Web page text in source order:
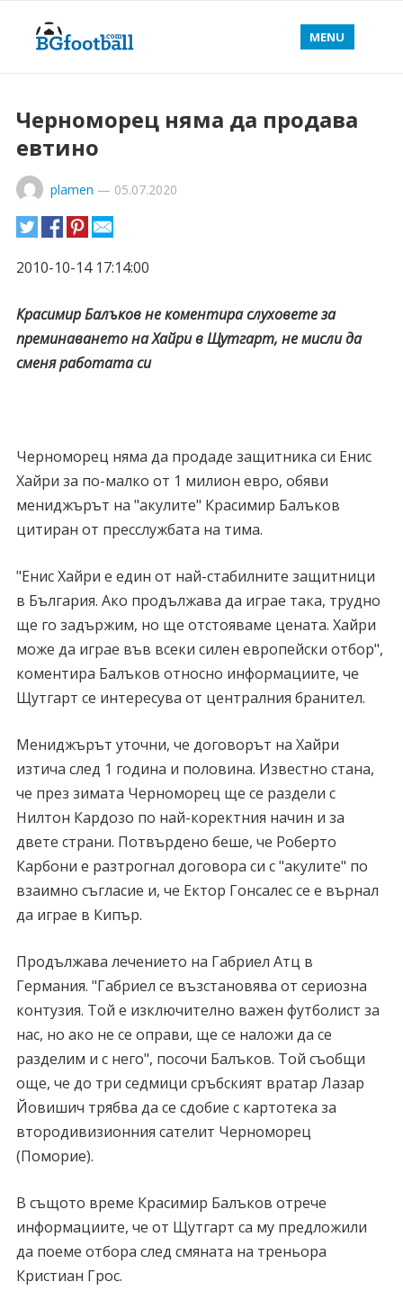
MENU
Черноморец няма да продава
евтино
plamen — 05.07.2020
2010-10-14 17:14:00
Красимир Балъков не коментира слуховете за
преминаването на Хайри в Щутгарт, не мисли да
сменя работата си
Черноморец няма да продаде защитника си Енис
Хайри за по-малко от 1 милион евро, обяви
мениджърът на "акулите" Красимир Балъков
цитиран от пресслужбата на тима.
"Енис Хайри е един от най-стабилните защитници
в България. Ако продължава да играе така, трудно
ще го задържим, но ще отстояваме цената. Хайри
може да играе във всеки силен европейски отбор",
коментира Балъков относно информациите, че
Щутгарт се интересува от централния бранител.
Мениджърът уточни, че договорът на Хайри
изтича след 1 година и половина. Известно стана,
че през зимата Черноморец ще се раздели с
Нилтон Кардозо по най-коректния начин и за
двете страни. Потвърдено беше, че Роберто
Карбони е разтрогнал договора си с "акулите" по
взаимно съгласие и, че Ектор Гонсалес се е върнал
да играе в Кипър.
Продължава лечението на Габриел Атц в
Германия. "Габриел се възстановява от сериозна
контузия. Той е изключително важен футболист за
нас, но ако не се оправи, ще се наложи да се
разделим и с него", посочи Балъков. Той съобщи
още, че до три седмици сръбският вратар Лазар
Йовишич трябва да се сдобие с картотека за
втородивизионния сателит Черноморец
(Поморие).
В същото време Красимир Балъков отрече
информациите, че от Щутгарт са му предложили
да поеме отбора след смяната на треньора
Кристиан Грос.